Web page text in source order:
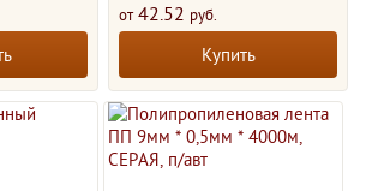
от42.52 руб.
Купить